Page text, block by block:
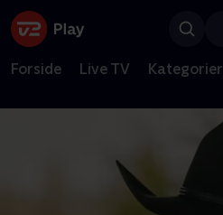
Forside Live TV Kategorier